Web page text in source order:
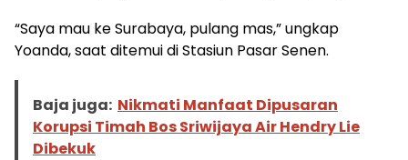
“Saya mau ke Surabaya, pulang mas,” ungkap
Yoanda, saat ditemui di Stasiun Pasar Senen.
Baja juga: Nikmati Manfaat Dipusaran
Korupsi Timah Bos Sriwijaya Air Hendry Lie
Dibekuk